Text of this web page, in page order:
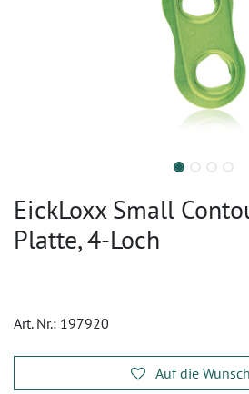
EickLoxx Small
Platte, 4-Loch
Art. Nr.: 197920
Auf die